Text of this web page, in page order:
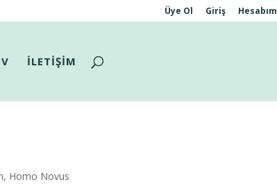
Üye Ol Giriş Hesabım
İLETİŞİM
, Homo Novus